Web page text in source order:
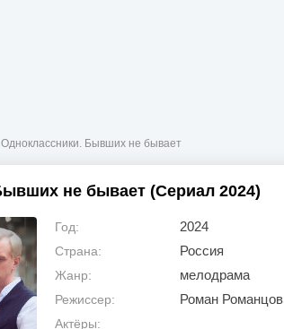
Бывших не бывает
не бывает (Сериал 2024)
Год: 2024
Страна: Россия
Жанр: мелодрама
Режиссер: Роман Романцов
Актёры: